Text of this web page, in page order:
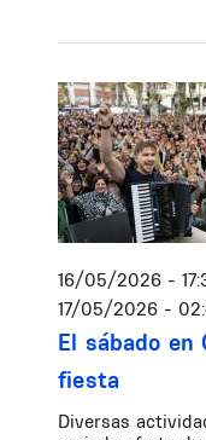
16/05/2026 -
17/05/2026 -
El sábado en
fiesta
Diversas